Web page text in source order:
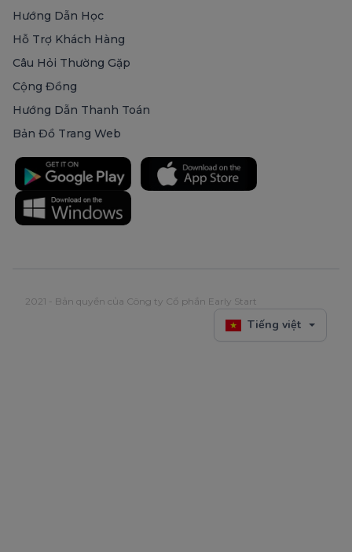
Hướng Dẫn Học
Hỗ Trợ Khách Hàng
Câu Hỏi Thường Gặp
Cộng Đồng
Hướng Dẫn Thanh Toán
Bản Đồ Trang Web
2021 - Bản quyền của Công ty Cổ phần Early Start
Tiếng việt